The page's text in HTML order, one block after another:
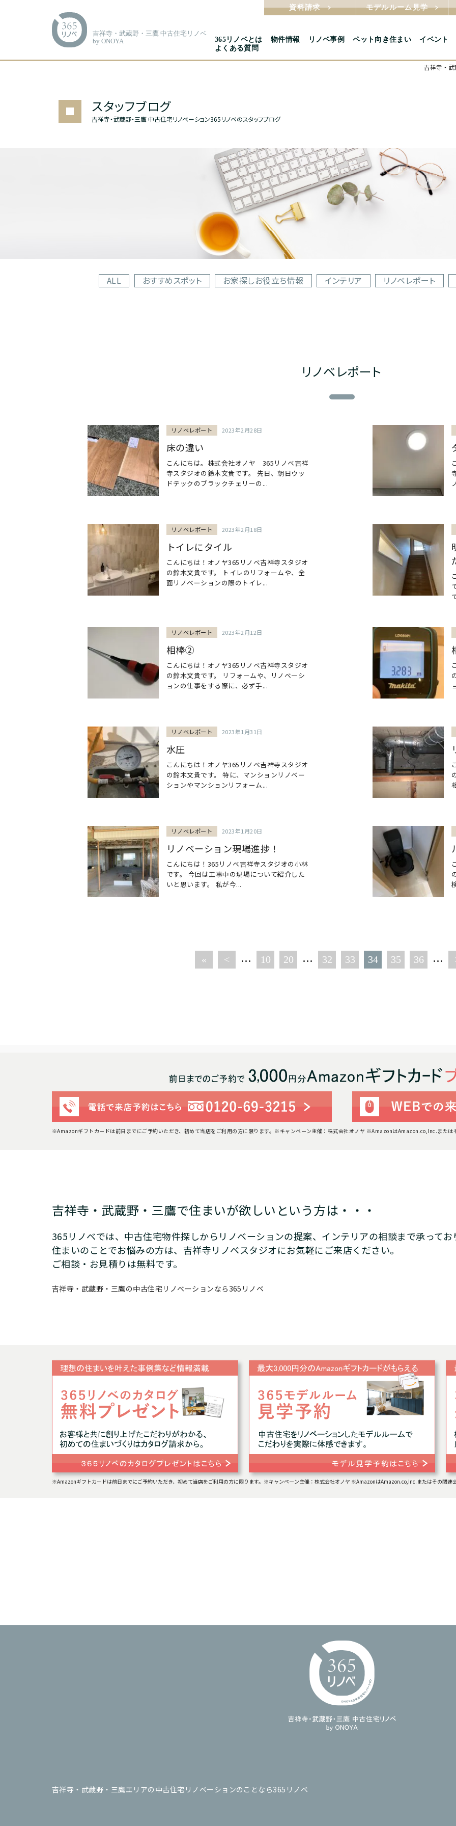
吉祥寺・武蔵野・三鷹 中古住宅リノベ
by ONOYA
資料請求 モデルルーム見学
365リノベとは 物件情報 リノベ事例 ペット向き住まい
イベント
よくある質問
吉祥寺・
スタッフブログ
吉祥寺・武蔵野・三鷹 中古住宅リノベーション365リノベのスタッフブログ
ALL おすすめスポット お家探しお役立ち情報 インテリア リノベレポート
リノベレポート
リノベレポート 2023年2月28日
床の違い
こんにちは。株式会社オノヤ 365リノベ吉祥
寺スタジオの鈴木文貴です。 先日、朝日ウッ
ドテックのブラックチェリーの...
リノベレポート 2023年2月18日
トイレにタイル
こんにちは！オノヤ365リノベ吉祥寺スタジオ
の鈴木文貴です。 トイレのリフォームや、全
面リノベーションの際のトイレ...
リノベレポート 2023年2月12日
相棒②
こんにちは！オノヤ365リノベ吉祥寺スタジオ
の鈴木文貴です。 リフォームや、リノベーシ
ョンの仕事をする際に、必ず手...
リノベレポート 2023年1月31日
水圧
こんにちは！オノヤ365リノベ吉祥寺スタジオ
の鈴木文貴です。 特に、マンションリノベー
ションやマンションリフォーム...
リノベレポート 2023年1月20日
リノベーション現場進捗！
こんにちは！365リノベ吉祥寺スタジオの小林
です。 今回は工事中の現場について紹介した
いと思います。 私が今...
« < ... 10 20 ... 32 33 34 35 36 ...
※Amazonギフトカードは前日までにご予約いただき、初めて当店をご利用の方に限ります。 ※キャンペーン主催：株式会社オノヤ ※AmazonはAmazon.co,Inc.または
吉祥寺・武蔵野・三鷹で住まいが欲しいという方は・・・
365リノベでは、中古住宅物件探しからリノベーションの提案、インテリアの相談まで承ってお
住まいのことでお悩みの方は、吉祥寺リノベスタジオにお気軽にご来店ください。
ご相談・お見積りは無料です。
吉祥寺・武蔵野・三鷹の中古住宅リノベーションなら365リノベ
※Amazonギフトカードは前日までにご予約いただき、初めて当店をご利用の方に限ります。 ※キャンペーン主催：株式会社オノヤ ※AmazonはAmazon.co,Inc.またはその関連
吉祥寺・武蔵野・三鷹エリアの中古住宅リノベーションのことなら365リノベ